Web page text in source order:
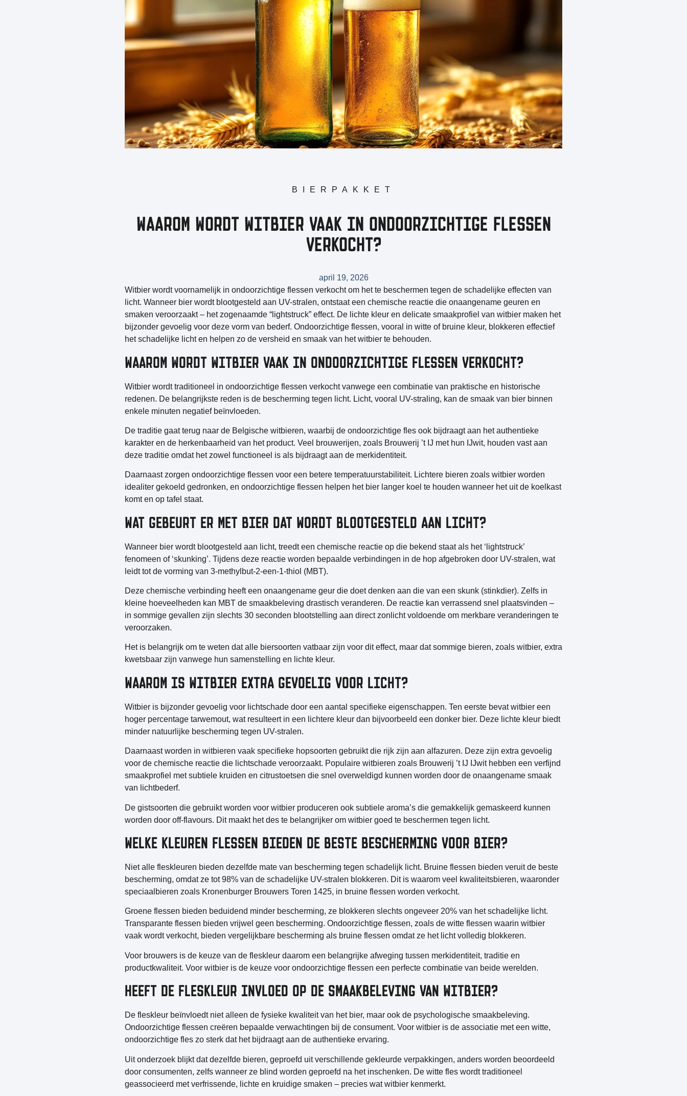
BIERPAKKET
WAAROM WORDT WITBIER VAAK IN ONDOORZICHTIGE FLESSEN
VERKOCHT?
april 19, 2026
Witbier wordt voornamelijk in ondoorzichtige flessen verkocht om het te beschermen tegen de schadelijke effecten van
licht. Wanneer bier wordt blootgesteld aan UV-stralen, ontstaat een chemische reactie die onaangename geuren en
smaken veroorzaakt – het zogenaamde “lightstruck” effect. De lichte kleur en delicate smaakprofiel van witbier maken het
bijzonder gevoelig voor deze vorm van bederf. Ondoorzichtige flessen, vooral in witte of bruine kleur, blokkeren effectief
het schadelijke licht en helpen zo de versheid en smaak van het witbier te behouden.
WAAROM WORDT WITBIER VAAK IN ONDOORZICHTIGE FLESSEN VERKOCHT?
Witbier wordt traditioneel in ondoorzichtige flessen verkocht vanwege een combinatie van praktische en historische
redenen. De belangrijkste reden is de bescherming tegen licht. Licht, vooral UV-straling, kan de smaak van bier binnen
enkele minuten negatief beïnvloeden.
De traditie gaat terug naar de Belgische witbieren, waarbij de ondoorzichtige fles ook bijdraagt aan het authentieke
karakter en de herkenbaarheid van het product. Veel brouwerijen, zoals Brouwerij ’t IJ met hun IJwit, houden vast aan
deze traditie omdat het zowel functioneel is als bijdraagt aan de merkidentiteit.
Daarnaast zorgen ondoorzichtige flessen voor een betere temperatuurstabiliteit. Lichtere bieren zoals witbier worden
idealiter gekoeld gedronken, en ondoorzichtige flessen helpen het bier langer koel te houden wanneer het uit de koelkast
komt en op tafel staat.
WAT GEBEURT ER MET BIER DAT WORDT BLOOTGESTELD AAN LICHT?
Wanneer bier wordt blootgesteld aan licht, treedt een chemische reactie op die bekend staat als het ‘lightstruck’
fenomeen of ‘skunking’. Tijdens deze reactie worden bepaalde verbindingen in de hop afgebroken door UV-stralen, wat
leidt tot de vorming van 3-methylbut-2-een-1-thiol (MBT).
Deze chemische verbinding heeft een onaangename geur die doet denken aan die van een skunk (stinkdier). Zelfs in
kleine hoeveelheden kan MBT de smaakbeleving drastisch veranderen. De reactie kan verrassend snel plaatsvinden –
in sommige gevallen zijn slechts 30 seconden blootstelling aan direct zonlicht voldoende om merkbare veranderingen te
veroorzaken.
Het is belangrijk om te weten dat alle biersoorten vatbaar zijn voor dit effect, maar dat sommige bieren, zoals witbier, extra
kwetsbaar zijn vanwege hun samenstelling en lichte kleur.
WAAROM IS WITBIER EXTRA GEVOELIG VOOR LICHT?
Witbier is bijzonder gevoelig voor lichtschade door een aantal specifieke eigenschappen. Ten eerste bevat witbier een
hoger percentage tarwemout, wat resulteert in een lichtere kleur dan bijvoorbeeld een donker bier. Deze lichte kleur biedt
minder natuurlijke bescherming tegen UV-stralen.
Daarnaast worden in witbieren vaak specifieke hopsoorten gebruikt die rijk zijn aan alfazuren. Deze zijn extra gevoelig
voor de chemische reactie die lichtschade veroorzaakt. Populaire witbieren zoals Brouwerij ’t IJ IJwit hebben een verfijnd
smaakprofiel met subtiele kruiden en citrustoetsen die snel overweldigd kunnen worden door de onaangename smaak
van lichtbederf.
De gistsoorten die gebruikt worden voor witbier produceren ook subtiele aroma’s die gemakkelijk gemaskeerd kunnen
worden door off-flavours. Dit maakt het des te belangrijker om witbier goed te beschermen tegen licht.
WELKE KLEUREN FLESSEN BIEDEN DE BESTE BESCHERMING VOOR BIER?
Niet alle fleskleuren bieden dezelfde mate van bescherming tegen schadelijk licht. Bruine flessen bieden veruit de beste
bescherming, omdat ze tot 98% van de schadelijke UV-stralen blokkeren. Dit is waarom veel kwaliteitsbieren, waaronder
speciaalbieren zoals Kronenburger Brouwers Toren 1425, in bruine flessen worden verkocht.
Groene flessen bieden beduidend minder bescherming, ze blokkeren slechts ongeveer 20% van het schadelijke licht.
Transparante flessen bieden vrijwel geen bescherming. Ondoorzichtige flessen, zoals de witte flessen waarin witbier
vaak wordt verkocht, bieden vergelijkbare bescherming als bruine flessen omdat ze het licht volledig blokkeren.
Voor brouwers is de keuze van de fleskleur daarom een belangrijke afweging tussen merkidentiteit, traditie en
productkwaliteit. Voor witbier is de keuze voor ondoorzichtige flessen een perfecte combinatie van beide werelden.
HEEFT DE FLESKLEUR INVLOED OP DE SMAAKBELEVING VAN WITBIER?
De fleskleur beïnvloedt niet alleen de fysieke kwaliteit van het bier, maar ook de psychologische smaakbeleving.
Ondoorzichtige flessen creëren bepaalde verwachtingen bij de consument. Voor witbier is de associatie met een witte,
ondoorzichtige fles zo sterk dat het bijdraagt aan de authentieke ervaring.
Uit onderzoek blijkt dat dezelfde bieren, geproefd uit verschillende gekleurde verpakkingen, anders worden beoordeeld
door consumenten, zelfs wanneer ze blind worden geproefd na het inschenken. De witte fles wordt traditioneel
geassocieerd met verfrissende, lichte en kruidige smaken – precies wat witbier kenmerkt.